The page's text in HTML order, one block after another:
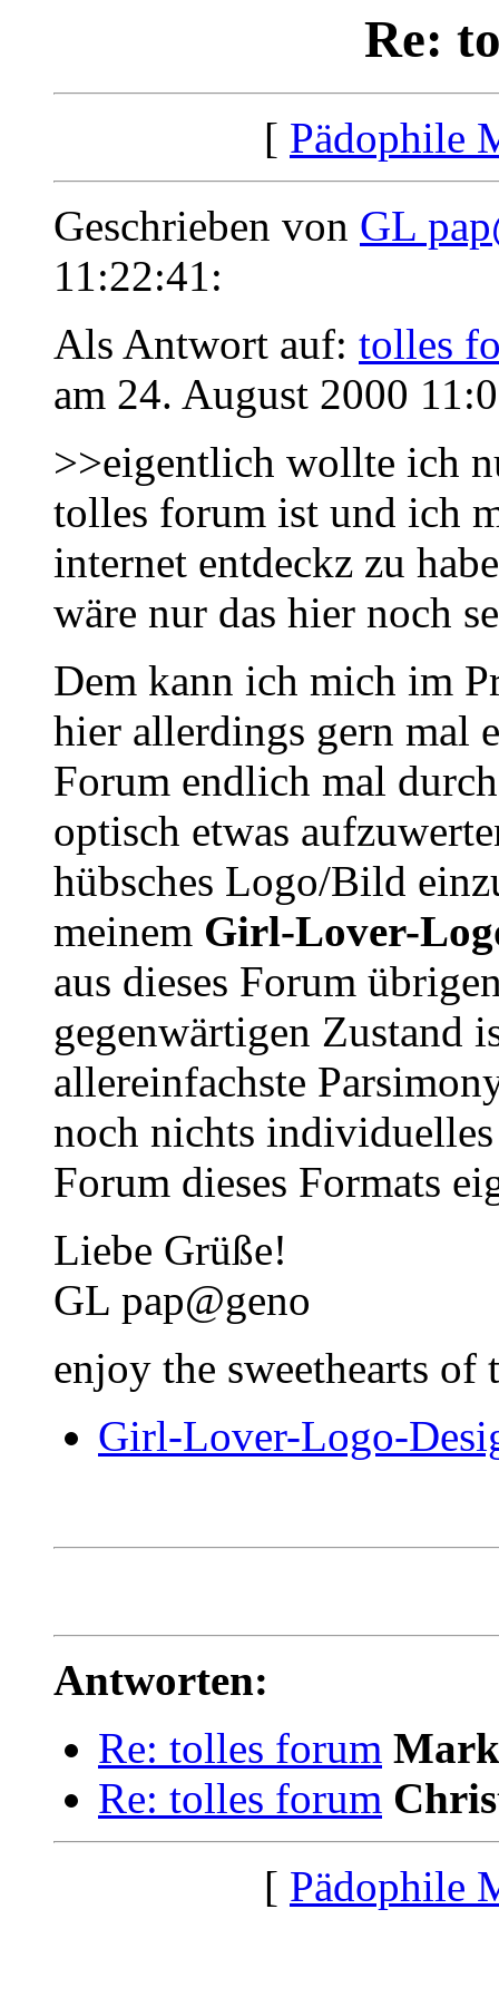
Re:
[ Pädophile
Geschrieben von GL
11:22:41:
Als Antwort auf: tolles
am 24. August 2000
>>eigentlich wollte ich
tolles forum ist und ich
internet entdeckz zu
wäre nur das hier noch
Dem kann ich mich im
hier allerdings gern mal
Forum endlich mal
optisch etwas
hübsches Logo/Bild
meinem Girl-Lover-
aus dieses Forum
gegenwärtigen Zustand
allereinfachste
noch nichts
Forum dieses Formats
Liebe Grüße!
GL pap@geno
enjoy the sweethearts of
Girl-Lover-Logo-
Antworten:
Re: tolles forum
Re: tolles forum
[ Pädophile